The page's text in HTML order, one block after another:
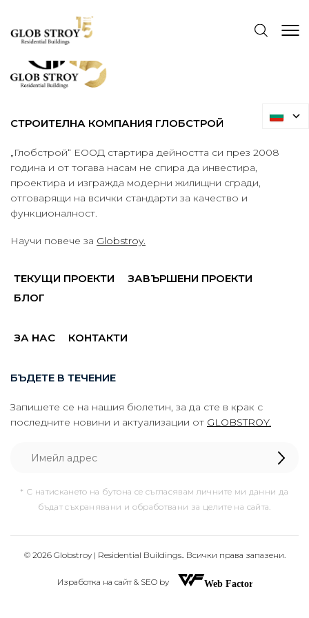
СТРОИТЕЛНА КОМПАНИЯ ГЛОБСТРОЙ
„Глобстрой“ ЕООД стартира дейността си през 2008
година и от тогава насам не спира да инвестира,
проектира и изгражда модерни жилищни сгради,
отговарящи на всички стандарти за качество и
функционалност.
Научи повече за Globstroy.
ТЕКУЩИ ПРОЕКТИ
ЗАВЪРШЕНИ ПРОЕКТИ
БЛОГ
ЗА НАС КОНТАКТИ
БЪДЕТЕ В ТЕЧЕНИЕ
Запишете се на нашия бюлетин, за да сте в крак с
последните новини и актуализации от GLOBSTROY.
* С натискането на бутона се съгласявам личните ми данни да
бъдат съхранявани и обработвани за целите на сайта.
© 2026 Globstroy | Residential Buildings.. Всички права запазени.
Изработка на сайт & SEO by